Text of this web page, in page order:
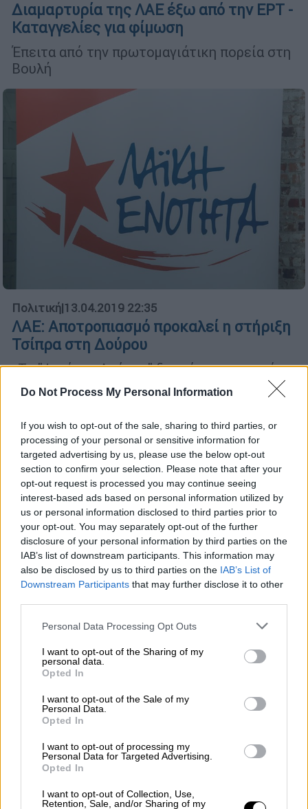
Do Not Process My Personal Information
If you wish to opt-out of the sale, sharing to third parties, or
processing of your personal or sensitive information for
targeted advertising by us, please use the below opt-out
section to confirm your selection. Please note that after your
opt-out request is processed you may continue seeing
interest-based ads based on personal information utilized by
us or personal information disclosed to third parties prior to
your opt-out. You may separately opt-out of the further
disclosure of your personal information by third parties on the
IAB’s list of downstream participants. This information may
also be disclosed by us to third parties on the IAB’s List of
Downstream Participants that may further disclose it to other
Please note that this website/app uses one or more Google
not limited to your visit or usage behaviour. You may click to
grant or deny consent to Google and its third-party tags to
use your data for below specified purposes in below Google
consent section.
Personal Data Processing Opt Outs
I want to opt-out of the Sharing of my
personal data.
Opted In
I want to opt-out of the Sale of my
Personal Data.
Opted In
I want to opt-out of processing my
Personal Data for Targeted Advertising.
Opted In
I want to opt-out of Collection, Use,
Retention, Sale, and/or Sharing of my
Διαμαρτυρία της ΛΑΕ έξω από την ΕΡΤ -
Kαταγγελίες για φίμωση
Έπειτα από την πρωτομαγιάτικη πορεία στη
Βουλή
Πολιτική|13.04.2019 22:35
ΛΑΕ: Αποτροπιασμό προκαλεί η στήριξη
Τσίπρα στη Δούρου
«Το "Φταίει η Δούρου" δεν είναι κατηγορία,
στοχοποίηση και πολύ περισσότερο "τίτλος
τιμής" αλλά αντικείμενο έρευνας και
ερώτημα των εισαγγελικών αρχών»,
σημειώνει σε ανακοίνωσή της η Λαϊκή
Ενότητα
Ποια ακίνητα της Θεσσαλονίκης
μπαίνουν στο Υπερταμείο
Νοσοκομεία, γήπεδα και αρχαιολογικοί
χώροι περιλαμβάνονται μεταξύ άλλων στη